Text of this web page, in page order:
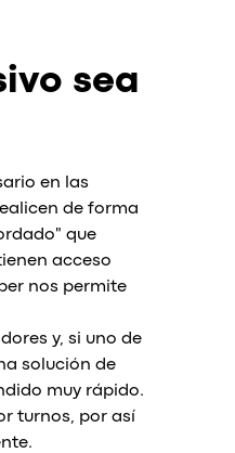
sea
en las
de forma
que
acceso
nos permite
y, si uno de
solución de
muy rápido.
turnos, por así